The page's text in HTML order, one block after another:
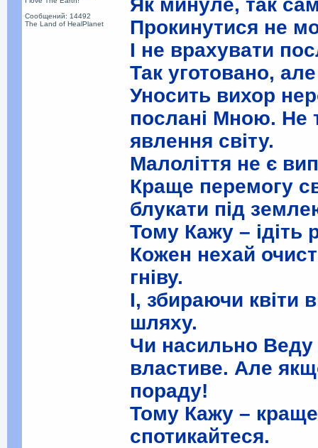
Сообщений: 14492
The Land of HealPlanet
Як минуле, так
Прокинутися не
І не врахувати
Так уготовано,
Уносить вихор
послані Мною. Не
явлення світу.
Малоліття не є
Краще перемогу
блукати під
Тому Кажу – ідіть
Кожен нехай
гніву.
І, збираючи квіти
шляху.
Чи насильно
властиве. Але
пораду!
Тому Кажу –
спотикайтеся.